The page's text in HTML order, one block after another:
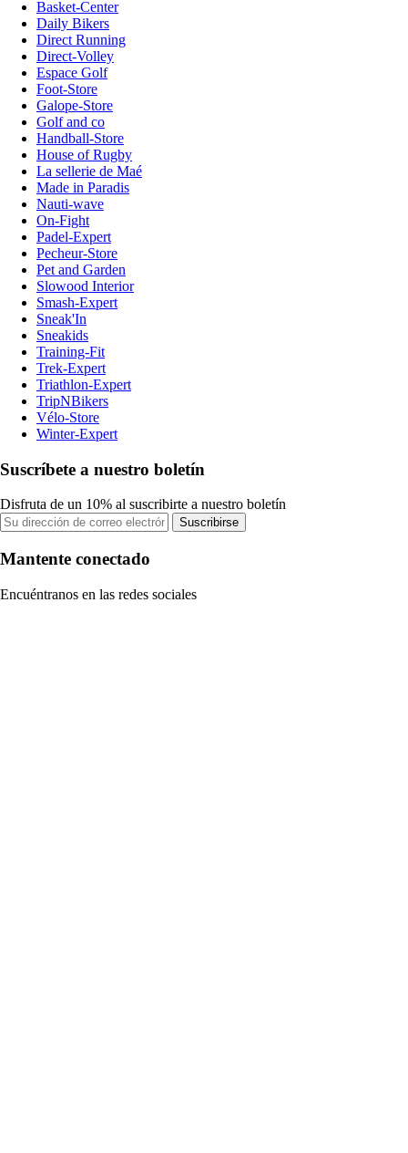
Basket-Center
Daily Bikers
Direct Running
Direct-Volley
Espace Golf
Foot-Store
Galope-Store
Golf and co
Handball-Store
House of Rugby
La sellerie de Maé
Made in Paradis
Nauti-wave
On-Fight
Padel-Expert
Pecheur-Store
Pet and Garden
Slowood Interior
Smash-Expert
Sneak'In
Sneakids
Training-Fit
Trek-Expert
Triathlon-Expert
TripNBikers
Vélo-Store
Winter-Expert
Suscríbete a nuestro boletín
Disfruta de un 10% al suscribirte a nuestro boletín
Suscribirse
Mantente conectado
Encuéntranos en las redes sociales